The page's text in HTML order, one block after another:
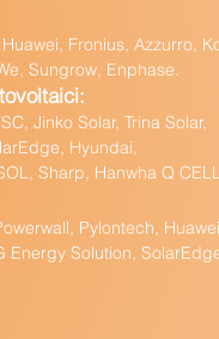
Fronius, Azzurro,
Sungrow, Enphase.
Jinko Solar, Trina Solar,
Hyundai,
Sharp, Hanwha Q
Pylontech,
Energy Solution,